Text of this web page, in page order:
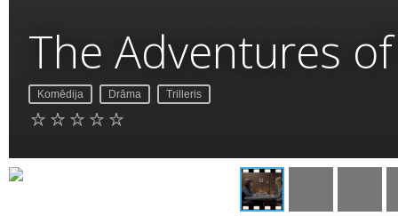
The Adventures
Komēdija Drāma Trilleris